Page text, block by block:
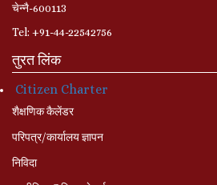
चेन्नै-600113
Tel: +91-44-22542756
तुरत लिंक
Citizen Charter
शैक्षणिक कैलेंडर
परिपत्र/कार्यालय ज्ञापन
निविदा